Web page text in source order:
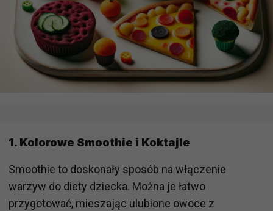
1. Kolorowe Smoothie i Koktajle
Smoothie to doskonały sposób na włączenie
warzyw do diety dziecka. Można je łatwo
przygotować, mieszając ulubione owoce z